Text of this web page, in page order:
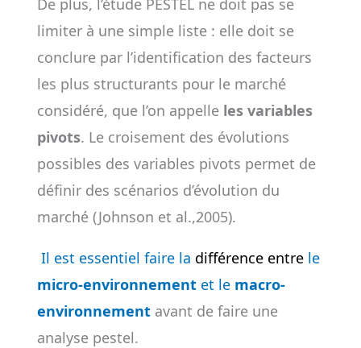
limiter à une simple liste : elle doit se
conclure par l’identification des facteurs
les plus structurants pour le marché
considéré, que l’on appelle les variables
pivots. Le croisement des évolutions
possibles des variables pivots permet de
définir des scénarios d’évolution du
marché (Johnson et al.,2005).
Il est essentiel faire la différence entrele
micro-environnementet le macro-
environnementavant de faire une
analyse pestel.